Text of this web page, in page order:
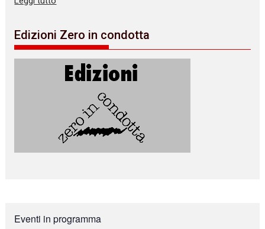
Edizioni Zero in condotta
Eventi in programma